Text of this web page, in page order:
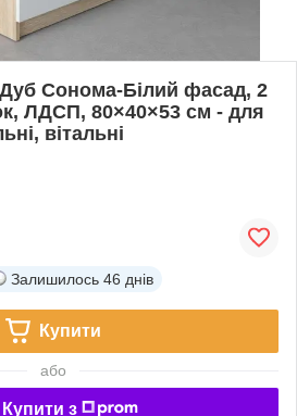
Сонома-Білий фасад, 2
ЛДСП, 80×40×53 см - для
вітальні
Залишилось 46 днів
Купити
або
Купити з